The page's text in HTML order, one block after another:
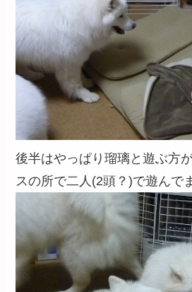
後半はやっぱり瑠璃と遊ぶ方
スの所で二人(2頭？)で遊んで